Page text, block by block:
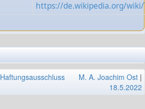
https://de.wikipedia.org/
Haftungsausschluss M. A. Joachim Ost |
18.5.2022